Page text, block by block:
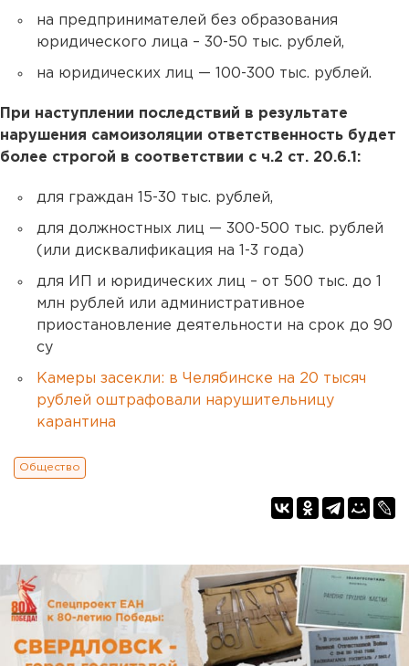
на предпринимателей без образования
юридического лица – 30-50 тыс. рублей,
на юридических лиц — 100-300 тыс. рублей.
При наступлении последствий в результате
нарушения самоизоляции ответственность будет
более строгой в соответствии с ч.2 ст. 20.6.1:
для граждан 15-30 тыс. рублей,
для должностных лиц — 300-500 тыс. рублей
(или дисквалификация на 1-3 года)
для ИП и юридических лиц – от 500 тыс. до 1
млн рублей или административное
приостановление деятельности на срок до 90
су
Камеры засекли: в Челябинске на 20 тысяч
рублей оштрафовали нарушительницу
карантина
Общество